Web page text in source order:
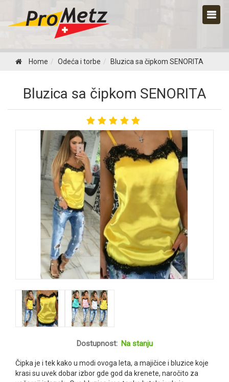
Home Odeća i torbe Bluzica sa čipkom SENORITA
Bluzica sa čipkom SENORITA
Dostupnost: Na stanju
Čipka je i tek kako u modi ovoga leta, a majičice i bluzice koje
krasi su uvek dobar izbor gde god da krenete, naročito za